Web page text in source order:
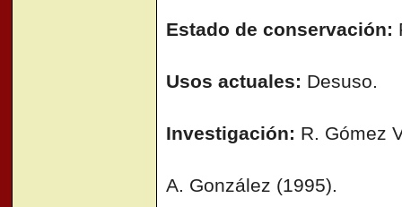
Estado de conservación:
Usos actuales: Desuso.
Investigación: R. Gómez
A. González (1995).